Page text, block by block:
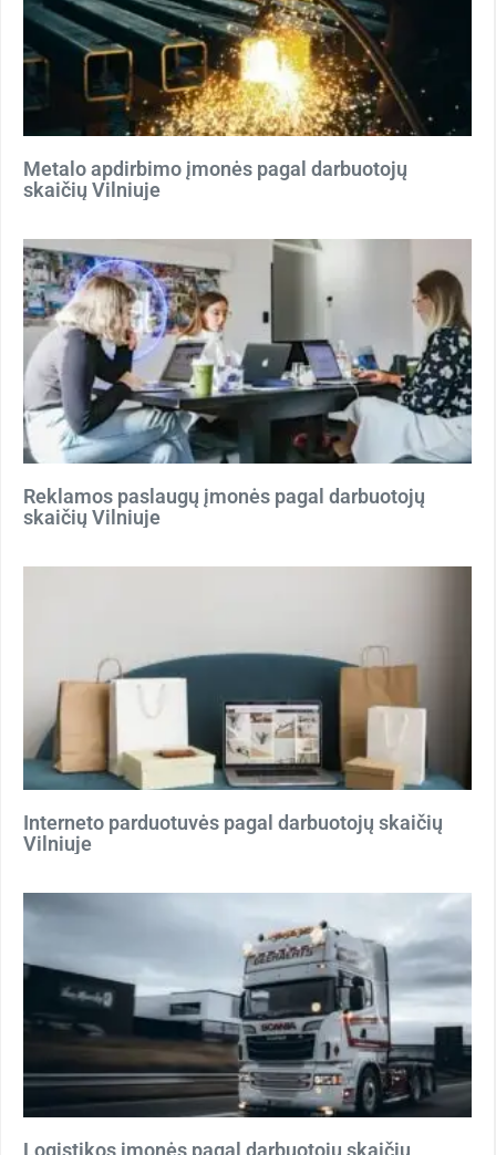
Metalo apdirbimo įmonės pagal darbuotojų
skaičių Vilniuje
Reklamos paslaugų įmonės pagal darbuotojų
skaičių Vilniuje
Interneto parduotuvės pagal darbuotojų skaičių
Vilniuje
Logistikos įmonės pagal darbuotojų skaičių